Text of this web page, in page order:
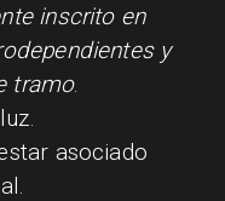
inscrito en
y
tramo.
asociado